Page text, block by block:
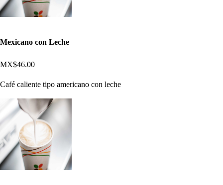
Mexicano con Leche
MX$46.00
Café caliente tipo americano con leche